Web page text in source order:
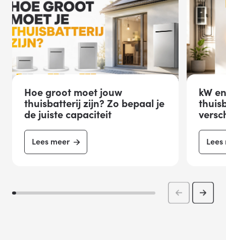
Hoe groot moet jouw
thuisbatterij zijn? Zo bepaal je
de juiste capaciteit
Lees meer
kW